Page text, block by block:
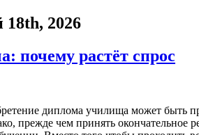
2026
почему растёт спрос
диплома училища может быть
прежде чем принять